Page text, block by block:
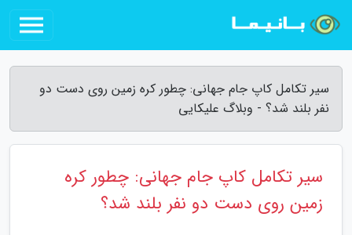
سیر تکامل کاپ جام جهانی: چطور کره زمین روی دست دو
نفر بلند شد؟ - وبلاگ علیکایی
سیر تکامل کاپ جام جهانی: چطور کره
زمین روی دست دو نفر بلند شد؟